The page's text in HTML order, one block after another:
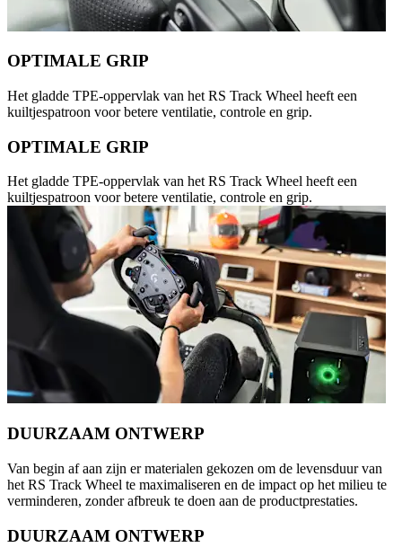
OPTIMALE GRIP
Het gladde TPE-oppervlak van het RS Track Wheel heeft een
kuiltjespatroon voor betere ventilatie, controle en grip.
OPTIMALE GRIP
Het gladde TPE-oppervlak van het RS Track Wheel heeft een
kuiltjespatroon voor betere ventilatie, controle en grip.
DUURZAAM ONTWERP
Van begin af aan zijn er materialen gekozen om de levensduur van
het RS Track Wheel te maximaliseren en de impact op het milieu te
verminderen, zonder afbreuk te doen aan de productprestaties.
DUURZAAM ONTWERP